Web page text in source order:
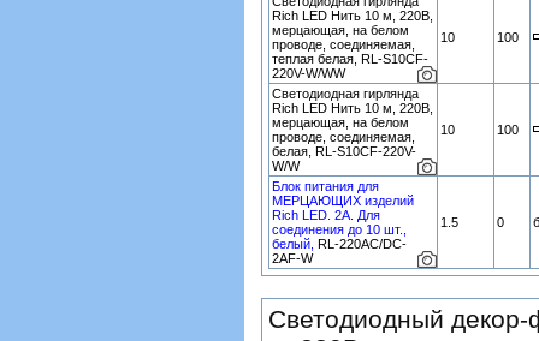
Rich LED Нить 10 м, 220В,
мерцающая, на белом
проводе, соединяемая,
теплая белая, RL-S10CF-
220V-W/WW
10 100
Светодиодная гирлянда
Rich LED Нить 10 м, 220В,
мерцающая, на белом
проводе, соединяемая,
белая, RL-S10CF-220V-
W/W
10 100
Блок питания для
МЕРЦАЮЩИХ изделий
Rich LED. 2А. Для
соединения до 10 шт.,
белый, RL-220AC/DC-
2AF-W
1.5 0
Светодиодный